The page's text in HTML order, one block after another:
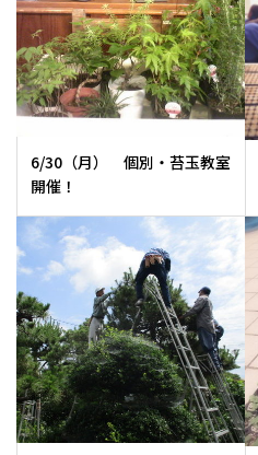
6/30（月） 個別・苔玉教室
開催！